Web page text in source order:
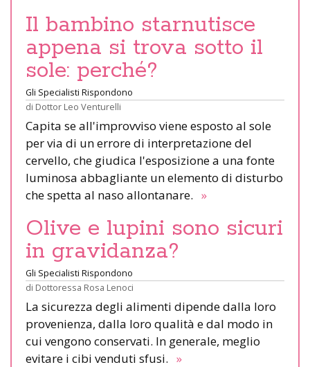
Il bambino starnutisce
appena si trova sotto il
sole: perché?
Gli Specialisti Rispondono
di Dottor Leo Venturelli
Capita se all'improvviso viene esposto al sole
per via di un errore di interpretazione del
cervello, che giudica l'esposizione a una fonte
luminosa abbagliante un elemento di disturbo
che spetta al naso allontanare. »
Olive e lupini sono sicuri
in gravidanza?
Gli Specialisti Rispondono
di Dottoressa Rosa Lenoci
La sicurezza degli alimenti dipende dalla loro
provenienza, dalla loro qualità e dal modo in
cui vengono conservati. In generale, meglio
evitare i cibi venduti sfusi. »